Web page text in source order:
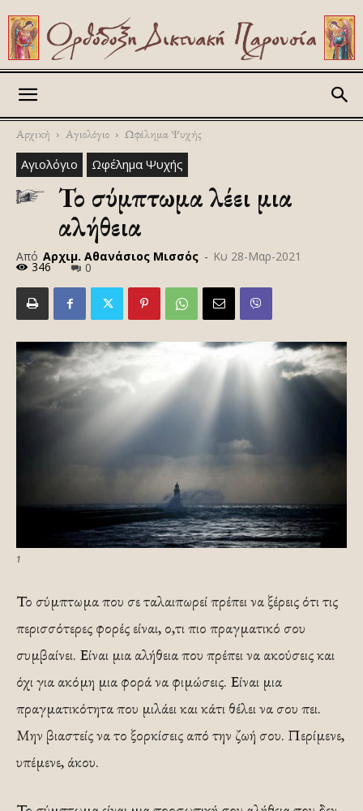
Αρχική Αγιολόγιο Ωφέλημα Ψυχής
Αγιολόγιο Ωφέλημα Ψυχής
Το σύμπτωμα λέει μια
αλήθεια
Από Αρχιμ. Αθανάσιος Μισσός - Κυ 28-Μαρ-2021
346 0
1
Το σύμπτωμα που σε ταλαιπωρεί πρέπει να ξέρεις ότι τις
περισσότερες φορές είναι, ο,τι πιο πραγματικό σου
συμβαίνει. Είναι μια αλήθεια που πρέπει να ακούσεις και
όχι για ακόμη μια φορά να φιμώσεις. Είναι μια
πραγματικότητα που μιλάει και κάτι θέλει να σου πει.
Μην βιαστείς να το ξορκίσεις από την ζωή σου. Περίμενε,
υπέμενε, άκου.